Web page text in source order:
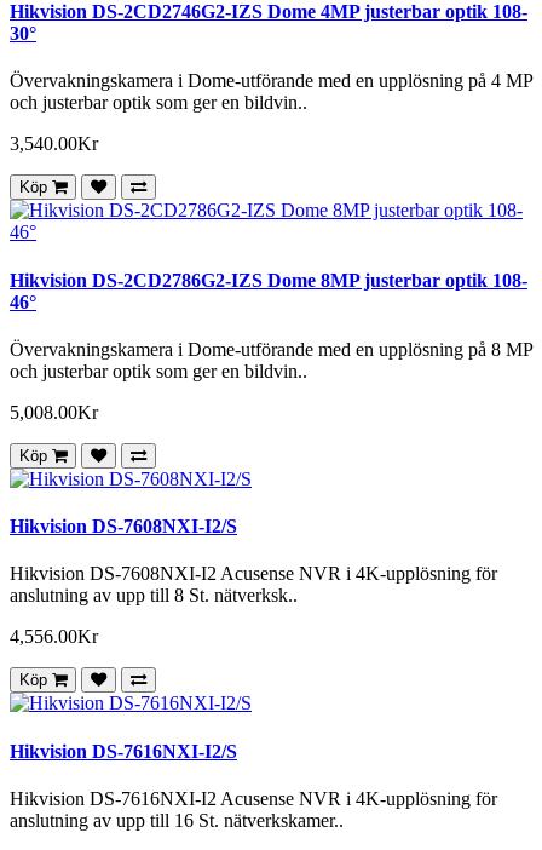
Hikvision DS-2CD2746G2-IZS Dome 4MP justerbar optik 108-
30°
Övervakningskamera i Dome-utförande med en upplösning på 4 MP
och justerbar optik som ger en bildvin..
3,540.00Kr
Köp
Hikvision DS-2CD2786G2-IZS Dome 8MP justerbar optik 108-
46°
Övervakningskamera i Dome-utförande med en upplösning på 8 MP
och justerbar optik som ger en bildvin..
5,008.00Kr
Köp
Hikvision DS-7608NXI-I2/S
Hikvision DS-7608NXI-I2 Acusense NVR i 4K-upplösning för
anslutning av upp till 8 St. nätverksk..
4,556.00Kr
Köp
Hikvision DS-7616NXI-I2/S
Hikvision DS-7616NXI-I2 Acusense NVR i 4K-upplösning för
anslutning av upp till 16 St. nätverkskamer..